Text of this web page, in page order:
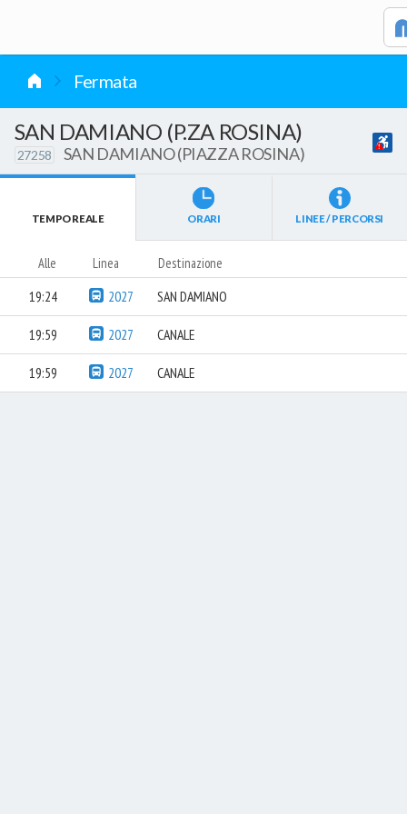
Fermata
SAN DAMIANO (P.ZA ROSINA)
27258 SAN DAMIANO (PIAZZA ROSINA)
TEMPO REALE ORARI LINEE / PERCORSI
Alle Linea Destinazione
19:24 2027 SAN DAMIANO
19:59 2027 CANALE
19:59 2027 CANALE